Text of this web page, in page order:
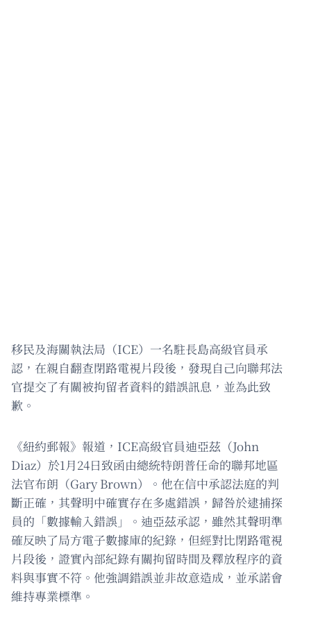
移民及海關執法局（ICE）一名駐長島高級官員承
認，在親自翻查閉路電視片段後，發現自己向聯邦法
官提交了有關被拘留者資料的錯誤訊息，並為此致
歉。
《紐約郵報》報道，ICE高級官員迪亞茲（John
Diaz）於1月24日致函由總統特朗普任命的聯邦地區
法官布朗（Gary Brown）。他在信中承認法庭的判
斷正確，其聲明中確實存在多處錯誤，歸咎於逮捕探
員的「數據輸入錯誤」。迪亞茲承認，雖然其聲明準
確反映了局方電子數據庫的紀錄，但經對比閉路電視
片段後，證實內部紀錄有關拘留時間及釋放程序的資
料與事實不符。他強調錯誤並非故意造成，並承諾會
維持專業標準。